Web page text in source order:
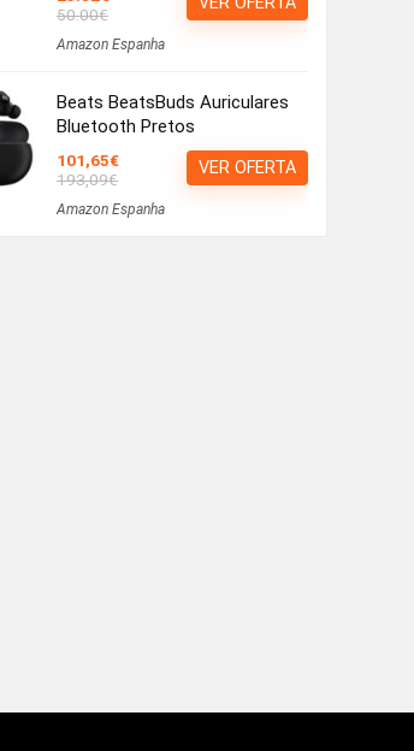
50.00€
Amazon Espanha
Beats BeatsBuds Auriculares
Bluetooth Pretos
101,65€
193,09€
Amazon Espanha
VER OFERTA